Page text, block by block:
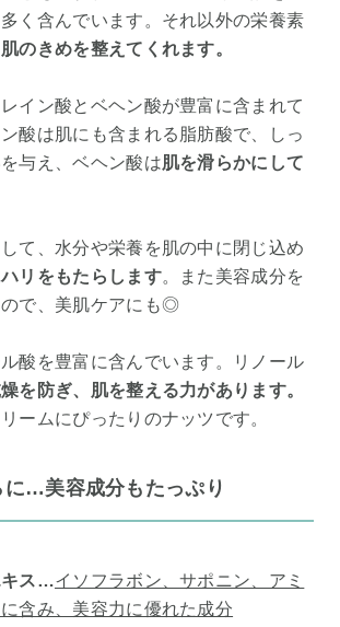
く含んでいます。それ以外の栄養素
肌のきめを整えてくれます。
イン酸とベヘン酸が豊富に含まれて
酸は肌にも含まれる脂肪酸で、しっ
与え、ベヘン酸は肌を滑らかにして
て、水分や栄養を肌の中に閉じ込め
リをもたらします。また美容成分を
で、美肌ケアにも◎
酸を豊富に含んでいます。リノール
を防ぎ、肌を整える力があります。
ームにぴったりのナッツです。
に…美容成分もたっぷり
キス…イソフラボン、サポニン、アミ
含み、美容力に優れた成分